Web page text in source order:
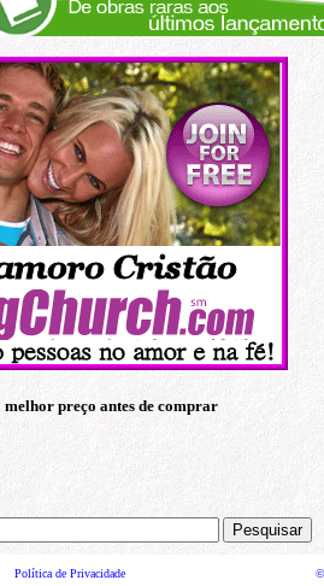
melhor preço antes de comprar
Política de Privacidade ©